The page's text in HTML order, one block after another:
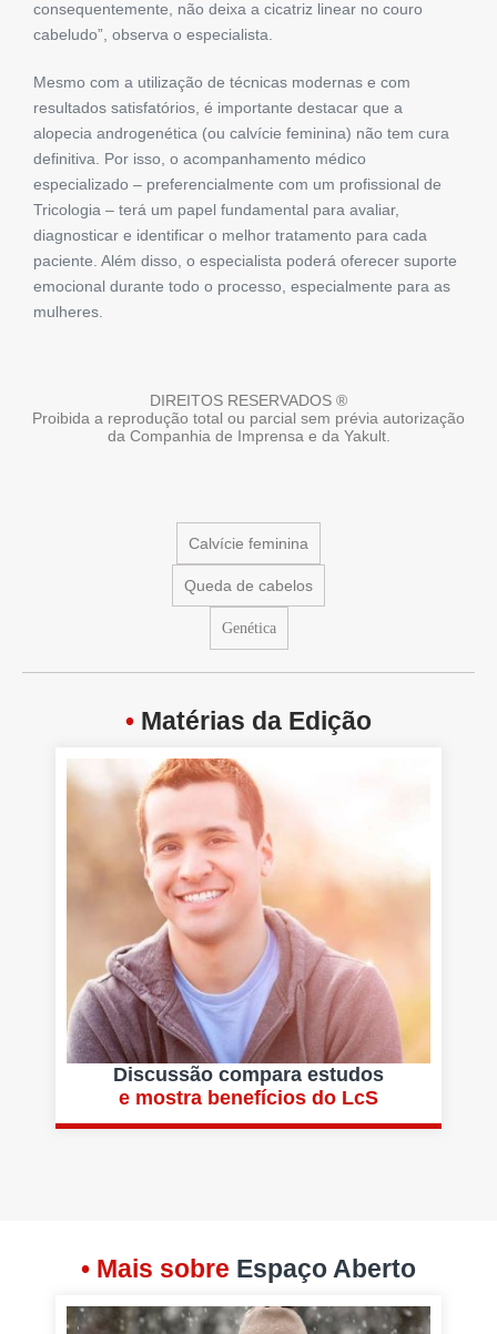
consequentemente, não deixa a cicatriz linear no couro
cabeludo”, observa o especialista.
Mesmo com a utilização de técnicas modernas e com
resultados satisfatórios, é importante destacar que a
alopecia androgenética (ou calvície feminina) não tem cura
definitiva. Por isso, o acompanhamento médico
especializado – preferencialmente com um profissional de
Tricologia – terá um papel fundamental para avaliar,
diagnosticar e identificar o melhor tratamento para cada
paciente. Além disso, o especialista poderá oferecer suporte
emocional durante todo o processo, especialmente para as
mulheres.
DIREITOS RESERVADOS ®
Proibida a reprodução total ou parcial sem prévia autorização
da Companhia de Imprensa e da Yakult.
Calvície feminina
Queda de cabelos
Genética
• Matérias da Edição
Discussão compara estudos
e mostra benefícios do LcS
• Mais sobre Espaço Aberto